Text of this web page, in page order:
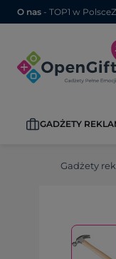
O nas - TOP1 w Polsce
GADŻETY
Gadżety